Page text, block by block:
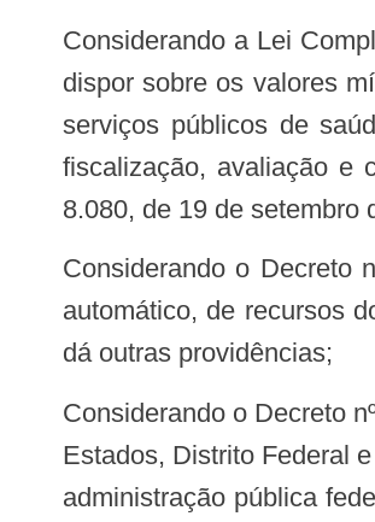
Considerando a Lei Complementar nº 141, de janeiro de 2012, que regulamenta o § 3º do art.198 da Constituição Federal para
dispor sobre os valores
serviços públicos de
fiscalização, avaliação e
8.080, de 19 de setembro
Considerando o Decreto nº 1.232, de 30 de agosto de 1994, que dispõe sobre as condições e a forma de repasse, regular e
automático, de recursos
dá outras providências;
Considerando o Decreto nº 7.507, de 27 de junho de 2011, que dispõe sobre a movimentação de recursos federais transferidos a
Estados, Distrito Federal
administração pública